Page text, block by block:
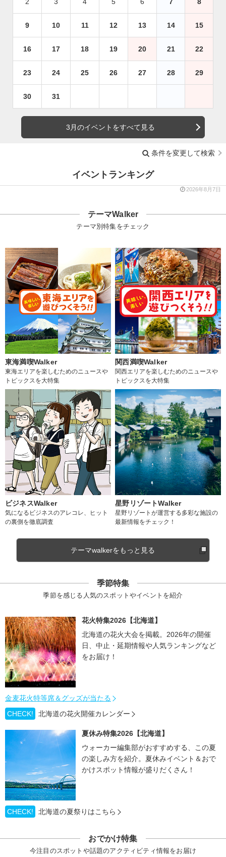
9 10 11 12 13 14 15
16 17 18 19 20 21 22
23 24 25 26 27 28 29
30 31
3月のイベントをすべて見る
条件を変更して検索
イベントランキング
2026年8月7日
テーマWalker
テーマ別特集をチェック
東海満喫Walker
東海エリアを楽しむためのニュースや
トピックスを大特集
関西満喫Walker
関西エリアを楽しむためのニュースや
トピックスを大特集
ビジネスWalker
気になるビジネスのアレコレ、ヒット
の裏側を徹底調査
星野リゾートWalker
星野リゾートが運営する多彩な施設の
最新情報をチェック！
テーマwalkerをもっと見る
季節特集
季節を感じる人気のスポットやイベントを紹介
花火特集2026【北海道】
北海道の花火大会を掲載。2026年の開催
日、中止・延期情報や人気ランキングなど
をお届け！
金麦花火特等席＆グッズが当たる
CHECK!
北海道の花火開催カレンダー
夏休み特集2026【北海道】
ウォーカー編集部がおすすめする、この夏
の楽しみ方を紹介。夏休みイベント＆おで
かけスポット情報が盛りだくさん！
CHECK! 北海道の夏祭りはこちら
おでかけ特集
今注目のスポットや話題のアクティビティ情報をお届け